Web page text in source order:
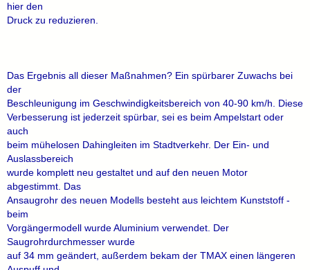
hier den
Druck zu reduzieren.
Das Ergebnis all dieser Maßnahmen? Ein spürbarer Zuwachs bei
der
Beschleunigung im Geschwindigkeitsbereich von 40-90 km/h. Diese
Verbesserung ist jederzeit spürbar, sei es beim Ampelstart oder
auch
beim mühelosen Dahingleiten im Stadtverkehr. Der Ein- und
Auslassbereich
wurde komplett neu gestaltet und auf den neuen Motor
abgestimmt. Das
Ansaugrohr des neuen Modells besteht aus leichtem Kunststoff -
beim
Vorgängermodell wurde Aluminium verwendet. Der
Saugrohrdurchmesser wurde
auf 34 mm geändert, außerdem bekam der TMAX einen längeren